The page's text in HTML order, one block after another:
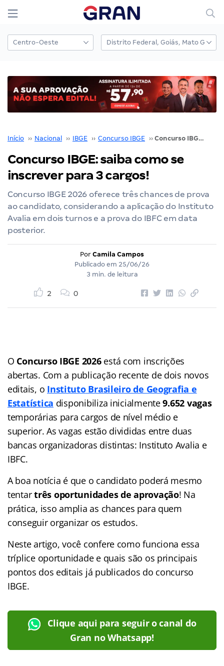
Início ›› Nacional ›› IBGE ›› Concurso IBGE ›› Concurso IBGE: saiba como se inscrever para 3 cargos!
Concurso IBGE: saiba como se
inscrever para 3 cargos!
Concurso IBGE 2026 oferece três chances de prova
ao candidato, considerando a aplicação do Instituto
Avalia em dois turnos e a prova do IBFC em data
posterior.
Por Camila Campos
Publicado em 25/06/26
3 min. de leitura
2 0
O Concurso IBGE 2026está com inscrições
abertas. Com a publicação recente de dois novos
editais, o InstitutoBrasileiro de Geografia e
Estatística disponibiliza inicialmente9.652 vagas
temporárias para cargos de nível médio e
superior. As vagas estão divididas entre duas
bancas organizadoras distintas: Instituto Avalia e
IBFC.
A boa notícia é que o candidato poderá mesmo
tentartrês oportunidades de aprovação! Na
prática, isso amplia as chances para quem
conseguir organizar os estudos.
Neste artigo, você confere como funciona essa
tríplice oportunidade e quais são os principais
pontos dos editais já publicados do concurso
IBGE.
Clique aqui para seguir o canal do
Gran no Whatsapp!